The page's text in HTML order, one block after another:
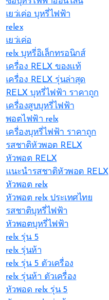
เยว่เค่อ บุหรี่ไฟฟ้า
relex
เยว่เค่อ
relx บุหรี่อิเล็กทรอนิกส์
เครื่อง RELX ของแท้
เครื่อง RELX รุ่นล่าสุด
RELX บุหรี่ไฟฟ้า ราคาถูก
เครื่องสูบบุหรี่ไฟฟ้า
พอตไฟฟ้า relx
เครื่องบุหรี่ไฟฟ้า ราคาถูก
รสชาติหัวพอต RELX
หัวพอต RELX
แนะนำรสชาติหัวพอต RELX
หัวพอต relx
หัวพอต relx ประเทศไทย
รสชาติบุหรี่ไฟฟ้า
หัวพอตบุหรี่ไฟฟ้า
relx รุ่น 5
relx รุ่นห้า
relx รุ่น 5 ตัวเครื่อง
relx รุ่นห้า ตัวเครื่อง
หัวพอด relx รุ่น 5